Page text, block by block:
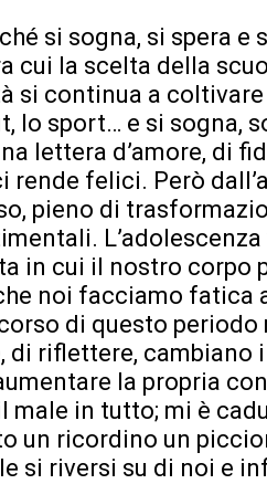
si sogna, si spera e
cui la scelta della
si continua a
lo sport… e si sogna,
lettera d’amore, di
felici. Però
pieno di
L’adolescenza
in cui il nostro corpo
noi facciamo fatica
di questo
di riflettere, cambiano
la propria
in tutto; mi è
un ricordino un
si riversi su di noi e